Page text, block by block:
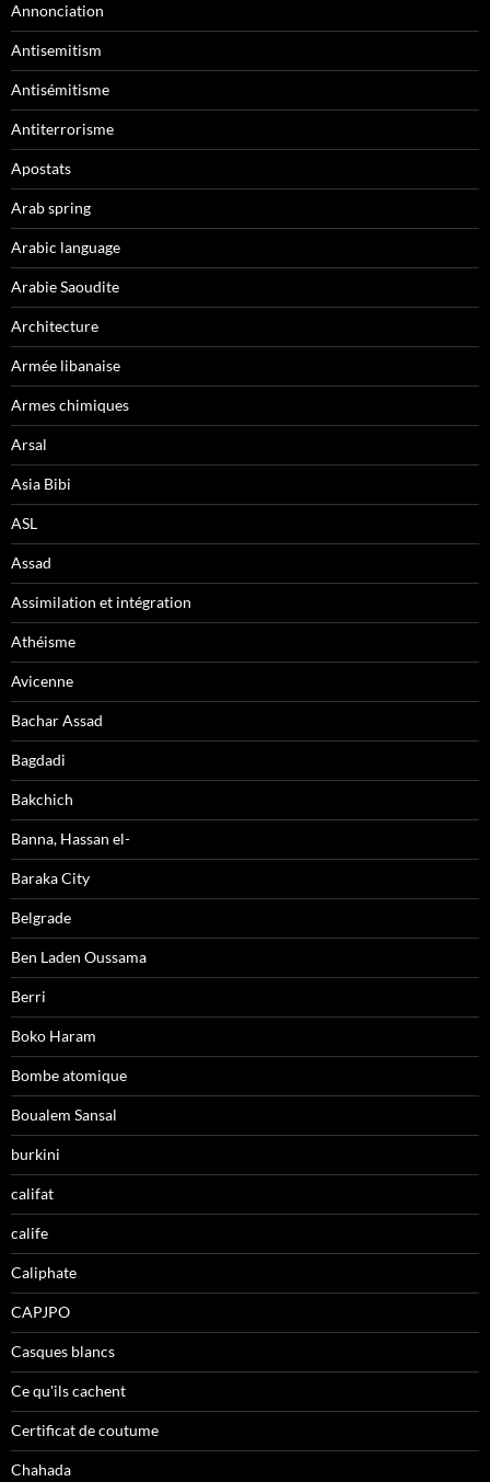
Annonciation
Antisemitism
Antisémitisme
Antiterrorisme
Apostats
Arab spring
Arabic language
Arabie Saoudite
Architecture
Armée libanaise
Armes chimiques
Arsal
Asia Bibi
ASL
Assad
Assimilation et intégration
Athéisme
Avicenne
Bachar Assad
Bagdadi
Bakchich
Banna, Hassan el-
Baraka City
Belgrade
Ben Laden Oussama
Berri
Boko Haram
Bombe atomique
Boualem Sansal
burkini
califat
calife
Caliphate
CAPJPO
Casques blancs
Ce qu'ils cachent
Certificat de coutume
Chahada